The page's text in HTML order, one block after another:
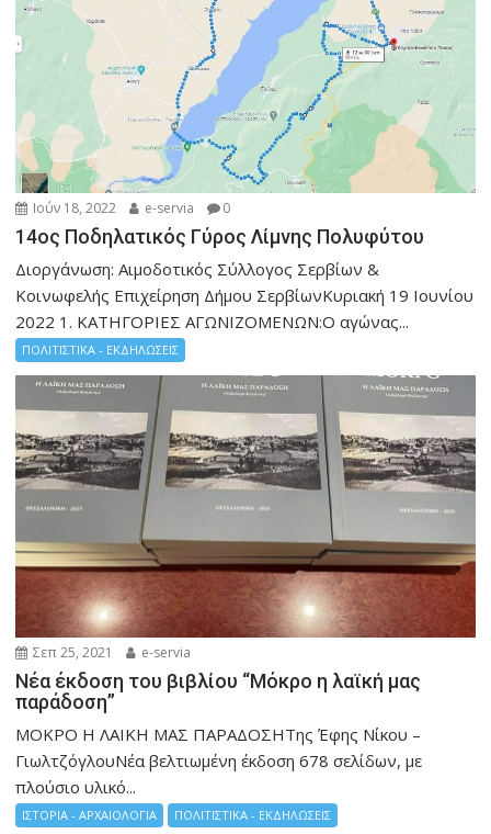
Ιούν 18, 2022 e-servia 0
14ος Ποδηλατικός Γύρος Λίμνης Πολυφύτου
Διοργάνωση: Αιμοδοτικός Σύλλογος Σερβίων &
Κοινωφελής Επιχείρηση Δήμου ΣερβίωνΚυριακή 19 Ιουνίου
2022 1. ΚΑΤΗΓΟΡΙΕΣ ΑΓΩΝΙΖΟΜΕΝΩΝ:Ο αγώνας...
ΠΟΛΙΤΙΣΤΙΚΑ - ΕΚΔΗΛΩΣΕΙΣ
Σεπ 25, 2021 e-servia
Νέα έκδοση του βιβλίου “Μόκρο η λαϊκή μας
παράδοση”
ΜΟΚΡΟ Η ΛΑΙΚΗ ΜΑΣ ΠΑΡΑΔΟΣΗΤης Έφης Νίκου –
ΓιωλτζόγλουΝέα βελτιωμένη έκδοση 678 σελίδων, με
πλούσιο υλικό...
ΙΣΤΟΡΙΑ - ΑΡΧΑΙΟΛΟΓΙΑ ΠΟΛΙΤΙΣΤΙΚΑ - ΕΚΔΗΛΩΣΕΙΣ